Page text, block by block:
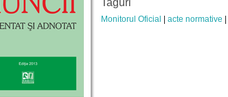
Taguri
Monitorul Oficial acte normative